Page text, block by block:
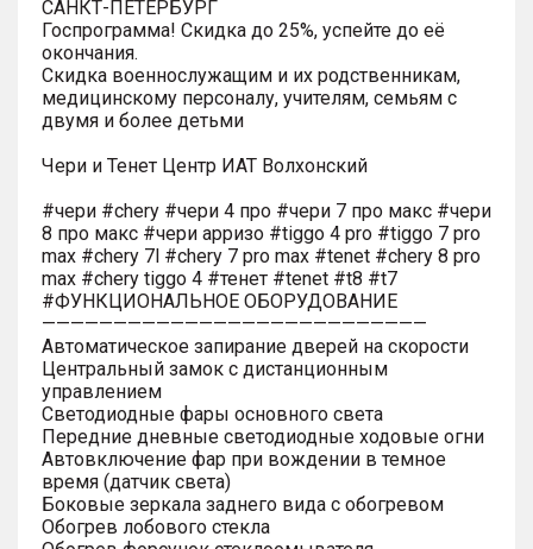
САНКТ-ПЕТЕРБУРГ
Госпрограмма! Скидка до 25%, успейте до её
окончания.
Скидка военнослужащим и их родственникам,
медицинскому персоналу, учителям, семьям с
двумя и более детьми
Чери и Тенет Центр ИАТ Волхонский
#чери #chery #чери 4 про #чери 7 про макс #чери
8 про макс #чери арризо #tiggo 4 pro #tiggo 7 pro
max #chery 7l #chery 7 pro max #tenet #chery 8 pro
max #chery tiggo 4 #тенет #tenet #t8 #t7
#ФУНКЦИОНАЛЬНОЕ ОБОРУДОВАНИЕ
———————————————————————————
Автоматическое запирание дверей на скорости
Центральный замок с дистанционным
управлением
Светодиодные фары основного света
Передние дневные светодиодные ходовые огни
Автовключение фар при вождении в темное
время (датчик света)
Боковые зеркала заднего вида с обогревом
Обогрев лобового стекла